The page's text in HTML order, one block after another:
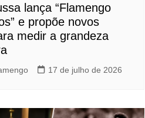
lança “Flamengo
e propõe novos
medir a grandeza
17 de julho de 2026